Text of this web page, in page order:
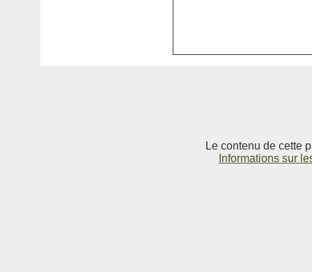
Le contenu de cette
Informations sur